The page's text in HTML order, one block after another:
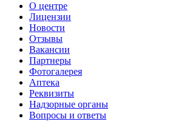
О центре
Лицензии
Новости
Отзывы
Вакансии
Партнеры
Фотогалерея
Аптека
Реквизиты
Надзорные органы
Вопросы и ответы